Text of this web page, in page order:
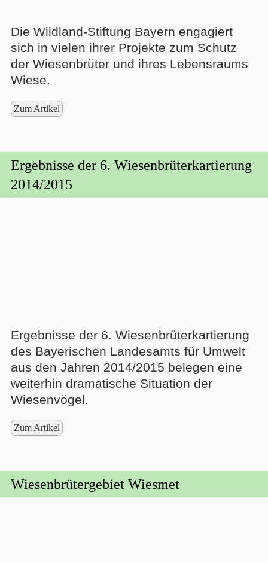
Die Wildland-Stiftung Bayern engagiert
sich in vielen ihrer Projekte zum Schutz
der Wiesenbrüter und ihres Lebensraums
Wiese.
Zum Artikel
Ergebnisse der 6. Wiesenbrüterkartierung
2014/2015
Ergebnisse der 6. Wiesenbrüterkartierung
des Bayerischen Landesamts für Umwelt
aus den Jahren 2014/2015 belegen eine
weiterhin dramatische Situation der
Wiesenvögel.
Zum Artikel
Wiesenbrütergebiet Wiesmet